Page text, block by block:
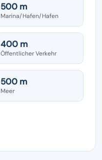
500 m
Marina/Hafen/Hafen
400 m
Öffentlicher Verkehr
500 m
Meer